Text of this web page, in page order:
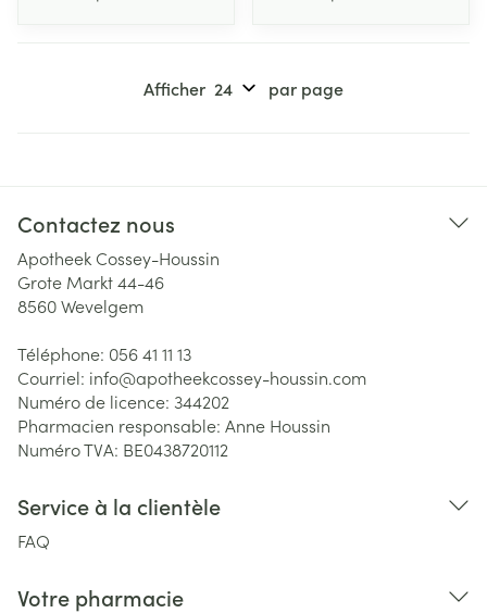
Afficher par page
Contactez nous
Apotheek Cossey-Houssin
Grote Markt 44-46
8560Wevelgem
Téléphone: 056 41 11 13
Courriel: info@apotheekcossey-houssin.com
Numéro de licence: 344202
Pharmacien responsable: Anne Houssin
Numéro TVA: BE0438720112
Service à la clientèle
FAQ
Votre pharmacie